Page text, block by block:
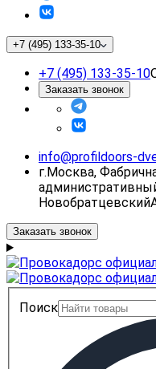
+7 (495) 133-35-10
+7 (495) 133-35-10
Заказать звонок
info@profildoors-
г.Москва,
Новобратцевский
Заказать звонок
Поиск